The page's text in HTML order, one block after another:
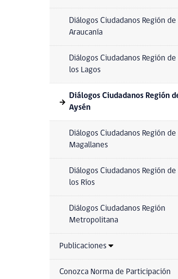
Diálogos Ciudadanos Región de
Araucanía
Diálogos Ciudadanos Región de
los Lagos
Diálogos Ciudadanos Región
Aysén
Diálogos Ciudadanos Región de
Magallanes
Diálogos Ciudadanos Región de
los Ríos
Diálogos Ciudadanos Región
Metropolitana
Publicaciones
Conozca Norma de Participación